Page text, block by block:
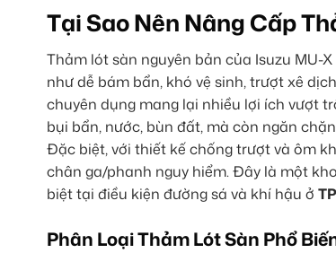
Tại Sao Nên Nâng Cấp
Thảm lót sàn nguyên bản của Isuzu MU-
như dễ bám bẩn, khó vệ sinh, trượt xê
chuyên dụng mang lại nhiều lợi ích vượt
bụi bẩn, nước, bùn đất, mà còn ngăn
Đặc biệt, với thiết kế chống trượt và ôm
chân ga/phanh nguy hiểm. Đây là một
biệt tại điều kiện đường sá và khí hậu ở
Phân Loại Thảm Lót Sàn Phổ